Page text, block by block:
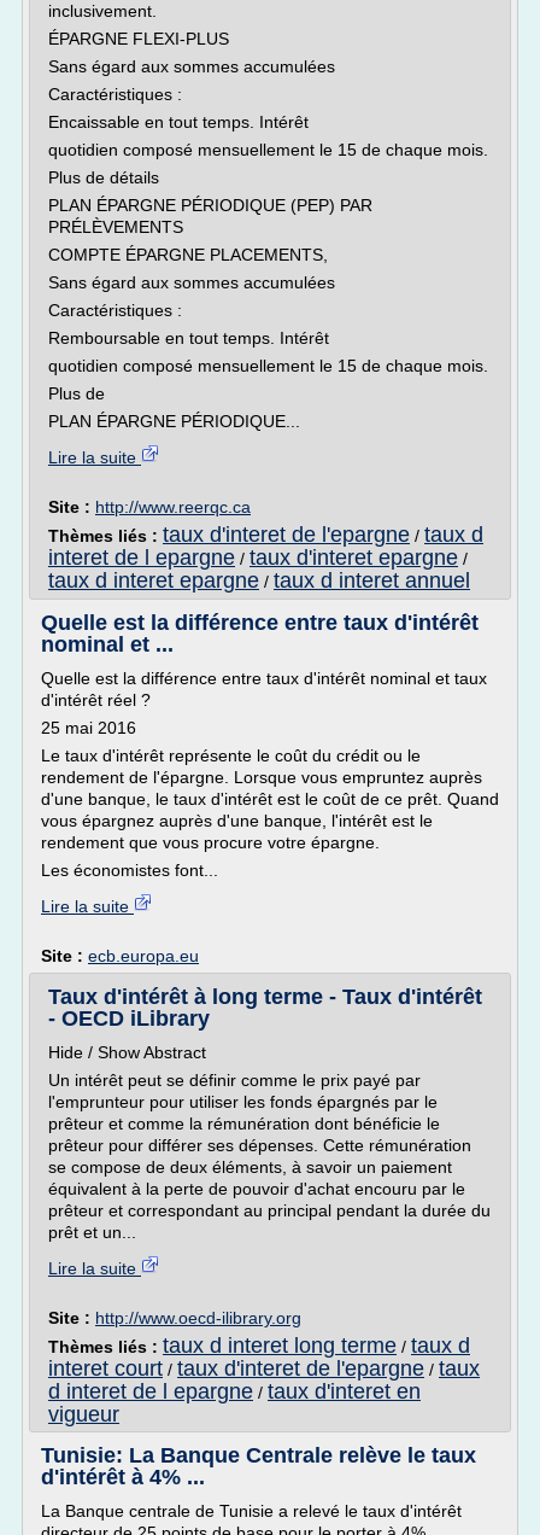
inclusivement.
ÉPARGNE FLEXI-PLUS
Sans égard aux sommes accumulées
Caractéristiques :
Encaissable en tout temps. Intérêt
quotidien composé mensuellement le 15 de chaque mois.
Plus de détails
PLAN ÉPARGNE PÉRIODIQUE (PEP) PAR
PRÉLÈVEMENTS
COMPTE ÉPARGNE PLACEMENTS,
Sans égard aux sommes accumulées
Caractéristiques :
Remboursable en tout temps. Intérêt
quotidien composé mensuellement le 15 de chaque mois.
Plus de
PLAN ÉPARGNE PÉRIODIQUE...
Lire la suite
Site : http://www.reerqc.ca
Thèmes liés : taux d'interet de l'epargne / taux d
interet de l epargne / taux d'interet epargne /
taux d interet epargne / taux d interet annuel
Quelle est la différence entre taux d'intérêt
nominal et ...
Quelle est la différence entre taux d'intérêt nominal et taux
d'intérêt réel ?
25 mai 2016
Le taux d'intérêt représente le coût du crédit ou le
rendement de l'épargne. Lorsque vous empruntez auprès
d'une banque, le taux d'intérêt est le coût de ce prêt. Quand
vous épargnez auprès d'une banque, l'intérêt est le
rendement que vous procure votre épargne.
Les économistes font...
Lire la suite
Site : ecb.europa.eu
Taux d'intérêt à long terme - Taux d'intérêt
- OECD iLibrary
Hide / Show Abstract
Un intérêt peut se définir comme le prix payé par
l'emprunteur pour utiliser les fonds épargnés par le
prêteur et comme la rémunération dont bénéficie le
prêteur pour différer ses dépenses. Cette rémunération
se compose de deux éléments, à savoir un paiement
équivalent à la perte de pouvoir d'achat encouru par le
prêteur et correspondant au principal pendant la durée du
prêt et un...
Lire la suite
Site : http://www.oecd-ilibrary.org
Thèmes liés : taux d interet long terme / taux d
interet court / taux d'interet de l'epargne / taux
d interet de l epargne / taux d'interet en
vigueur
Tunisie: La Banque Centrale relève le taux
d'intérêt à 4% ...
La Banque centrale de Tunisie a relevé le taux d'intérêt